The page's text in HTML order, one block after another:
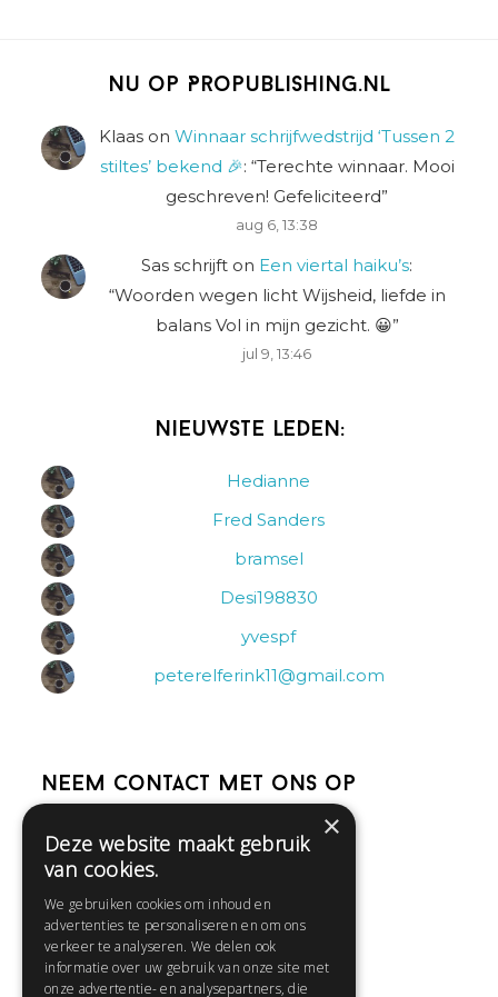
Nu op Propublishing.nl
Klaas on Winnaar schrijfwedstrijd ‘Tussen 2
stiltes’ bekend 🎉: “Terechte winnaar. Mooi
geschreven! Gefeliciteerd”
aug 6, 13:38
Sas schrijft on Een viertal haiku’s:
“Woorden wegen licht Wijsheid, liefde in
balans Vol in mijn gezicht. 😀”
jul 9, 13:46
Nieuwste leden:
Hedianne
Fred Sanders
bramsel
Desi198830
yvespf
peterelferink11@gmail.com
Neem contact met ons op
Help
Contact
Huisregels
×
Deze website maakt gebruik
van cookies.
We gebruiken cookies om inhoud en
advertenties te personaliseren en om ons
verkeer te analyseren. We delen ook
informatie over uw gebruik van onze site met
onze advertentie- en analysepartners, die